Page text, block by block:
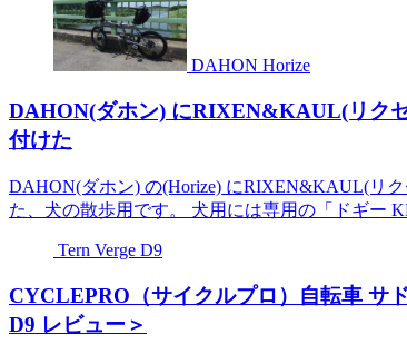
DAHON Horize
DAHON(ダホン) にRIXEN&KAUL(リク
付けた
DAHON(ダホン) の(Horize) にRIXEN&KAUL(リ
た、犬の散歩用です。 犬用には専用の「ドギー
Tern Verge D9
CYCLEPRO（サイクルプロ）自転車 サ
D9 レビュー＞